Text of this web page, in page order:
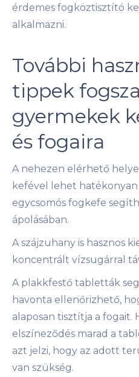
érdemes fogköztisztító
alkalmazni.
További
tippek
gyermekek
és fogaira
A nehezen elérhető
kefével lehet
egycsomós fogkefe
ápolásában.
A szájzuhany is hasznos
koncentrált vízsugárral
A plakkfestő tabletták
havonta ellenőrizhető,
alaposan tisztítja a fogait.
elszíneződés marad a
azt jelzi, hogy az adott
van szükség.